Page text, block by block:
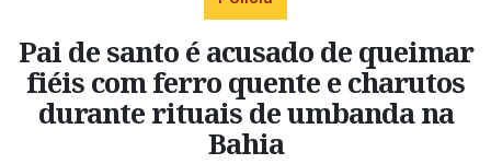
Pai de santo é acusado de queimar
fiéis com ferro quente e charutos
durante rituais de umbanda na
Bahia